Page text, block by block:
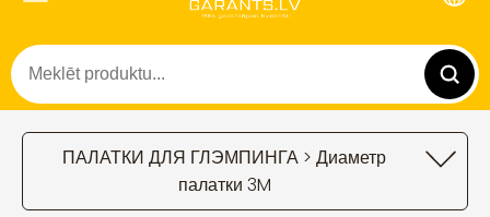
ПАЛАТКИ ДЛЯ ГЛЭМПИНГА > Диаметр
палатки 3M